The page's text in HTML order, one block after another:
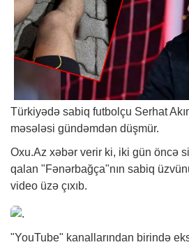
Türkiyədə sabiq futbolçu Serhat
məsələsi gündəmdən düşmür.
Oxu.Az xəbər verir ki, iki gün öncə
qalan "Fənərbağça"nın sabiq
video üzə çıxıb.
"YouTube" kanallarından birində